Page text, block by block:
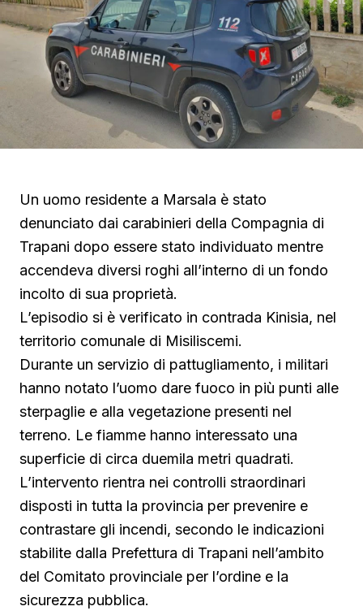
Un uomo residente a Marsala è stato
denunciato dai carabinieri della Compagnia di
Trapani dopo essere stato individuato mentre
accendeva diversi roghi all’interno di un fondo
incolto di sua proprietà.
L’episodio si è verificato in contrada Kinisia, nel
territorio comunale di Misiliscemi.
Durante un servizio di pattugliamento, i militari
hanno notato l’uomo dare fuoco in più punti alle
sterpaglie e alla vegetazione presenti nel
terreno. Le fiamme hanno interessato una
superficie di circa duemila metri quadrati.
L’intervento rientra nei controlli straordinari
disposti in tutta la provincia per prevenire e
contrastare gli incendi, secondo le indicazioni
stabilite dalla Prefettura di Trapani nell’ambito
del Comitato provinciale per l’ordine e la
sicurezza pubblica.